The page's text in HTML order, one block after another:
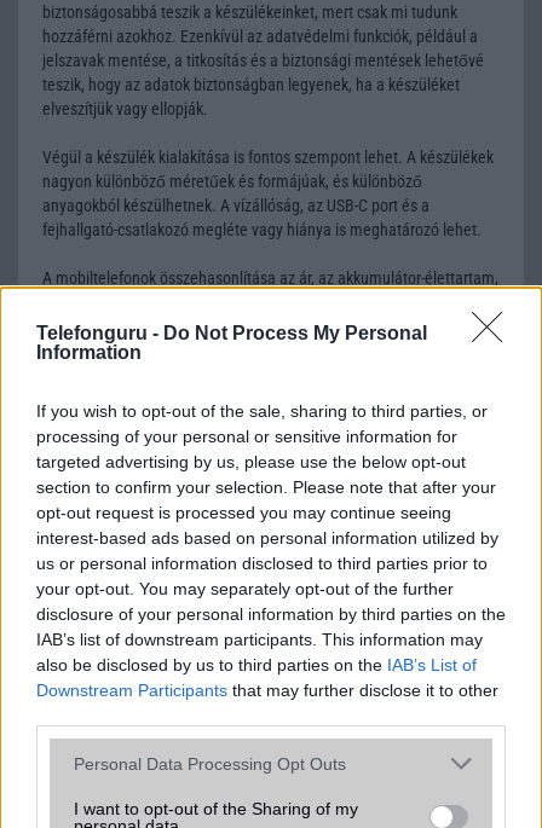
Telefonguru - Do Not Process My Personal
Information
If you wish to opt-out of the sale, sharing to third parties, or
processing of your personal or sensitive information for
targeted advertising by us, please use the below opt-out
section to confirm your selection. Please note that after your
opt-out request is processed you may continue seeing
interest-based ads based on personal information utilized by
us or personal information disclosed to third parties prior to
your opt-out. You may separately opt-out of the further
disclosure of your personal information by third parties on the
IAB’s list of downstream participants. This information may
also be disclosed by us to third parties on the IAB’s List of
Downstream Participants that may further disclose it to other
Please note that this website/app uses one or more Google
not limited to your visit or usage behaviour. You may click to
Personal Data Processing Opt Outs
I want to opt-out of the Sharing of my
biztonságosabbá teszik a készülékeinket, mert csak mi tudunk
hozzáférni azokhoz. Ezenkívül az adatvédelmi funkciók, például a
jelszavak mentése, a titkosítás és a biztonsági mentések lehetővé
teszik, hogy az adatok biztonságban legyenek, ha a készüléket
elveszítjük vagy ellopják.
Végül a készülék kialakítása is fontos szempont lehet. A készülékek
nagyon különböző méretűek és formájúak, és különböző
anyagokból készülhetnek. A vízállóság, az USB-C port és a
fejhallgató-csatlakozó megléte vagy hiánya is meghatározó lehet.
A mobiltelefonok összehasonlítása az ár, az akkumulátor-élettartam,
kialakítás szempontjából döntő fontosságú lehet. Ezek a
szempontok kritikusak ahhoz, hogy megtaláljuk azokat a
Végül azt is fontos tudni, hogy a mobiltelefonok összehasonlítása
során minden felhasználó egyéni preferenciákkal rendelkezik, így a
választásuk eltérhet. Azonban azok, akik számára fontos a nagyobb
kijelző, hosszabb üzemidő, hatékony
MOBILTELEFON MÁRKÁK
Apple
Huawei